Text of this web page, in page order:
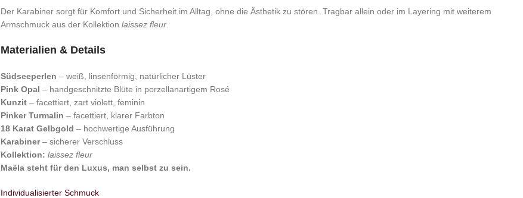
Der Karabiner sorgt für Komfort und Sicherheit im Alltag, ohne die Ästhetik zu stören. Tragbar allein oder im Layering mit weiterem
Armschmuck aus der Kollektion laissez fleur
Materialien & Details
Südseeperlen – weiß, linsenförmig, natürlicher Lüster
Pink Opal – handgeschnitzte Blüte in porzellanartigem Rosé
Kunzit – facettiert, zart violett, feminin
Pinker Turmalin – facettiert, klarer Farbton
18 Karat Gelbgold – hochwertige Ausführung
Karabiner– sicherer Verschluss
Kollektion: laissez fleur
Maëla steht für den Luxus, man selbst zu sein.
Individualisierter Schmuck